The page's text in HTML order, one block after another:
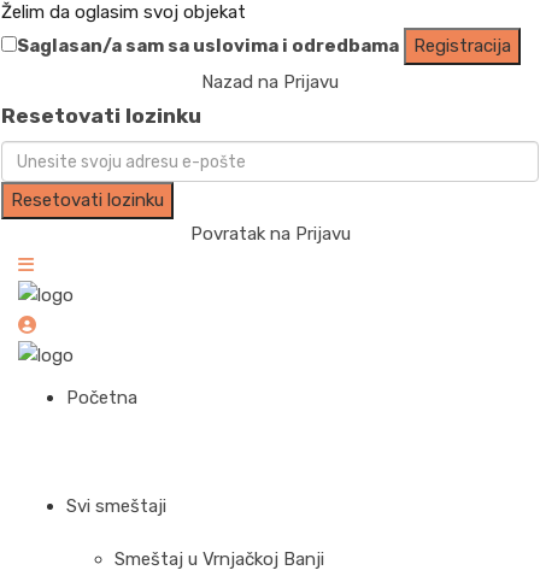
Želim da oglasim svoj objekat
Saglasan/a sam sa uslovima i odredbama
Registracija
Nazad na Prijavu
Resetovati lozinku
Resetovati lozinku
Povratak na Prijavu
Početna
Svi smeštaji
Smeštaj u Vrnjačkoj Banji